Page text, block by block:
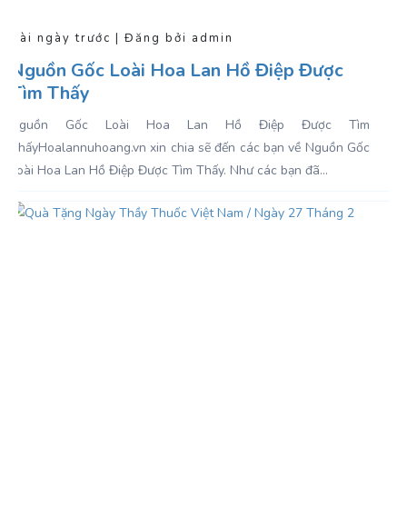
Vài ngày trước | Đăng bởi admin
Nguồn Gốc Loài Hoa Lan Hồ Điệp Được
Tìm Thấy
Nguồn Gốc Loài Hoa Lan Hồ Điệp Được Tìm
ThấyHoalannuhoang.vn xin chia sẽ đến các bạn về Nguồn Gốc
Loài Hoa Lan Hồ Điệp Được Tìm Thấy. Như các bạn đã...